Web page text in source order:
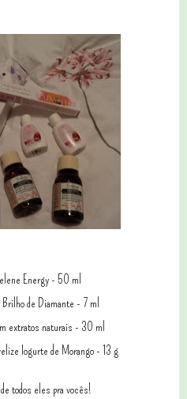
Energy - 50 ml
Brilho de Diamante - 7 ml
extratos naturais - 30 ml
Iogurte de Morango - 13 g
todos eles pra vocês!